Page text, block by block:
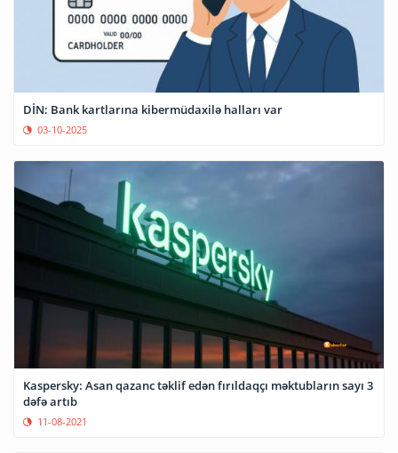
DİN: Bank kartlarına kibermüdaxilə halları var
03-10-2025
Kaspersky: Asan qazanc təklif edən fırıldaqçı məktubların sayı 3
dəfə artıb
11-08-2021